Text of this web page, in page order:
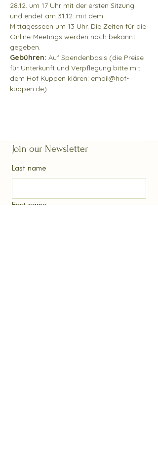
28.12. um 17 Uhr mit der ersten Sitzung
und endet am 31.12. mit dem
Mittagesseen um 13 Uhr. Die Zeiten für die
Online-Meetings werden noch bekannt
gegeben.
Gebühren: Auf Spendenbasis (die Preise
für Unterkunft und Verpflegung bitte mit
dem Hof Kuppen klären: email@hof-
kuppen.de).
Join our Newsletter
Last name
First name